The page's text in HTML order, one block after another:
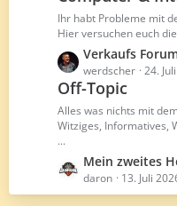
g
e
i
r
ä
g
e
z
t
e
B
e
i
t
r
g
e
Ihr habt Probleme mit
Hier versuchen euch
L
e
t
z
t
e
B
e
i
Verkaufs
werdscher 24.
Off-Topic
Alles was nichts mit
Witziges, Informatives,
...
L
e
t
Mein zweites
daron 13. Juli